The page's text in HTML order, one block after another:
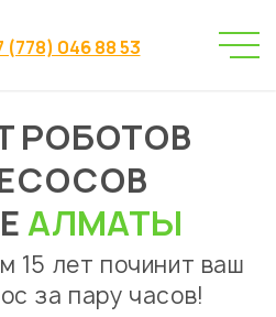
(778) 046 88 53
центр
→
пылесосов
→
Dreame Алматы
РОБОТОВ
АЛМАТЫ
15 лет починит ваш
за пару часов!